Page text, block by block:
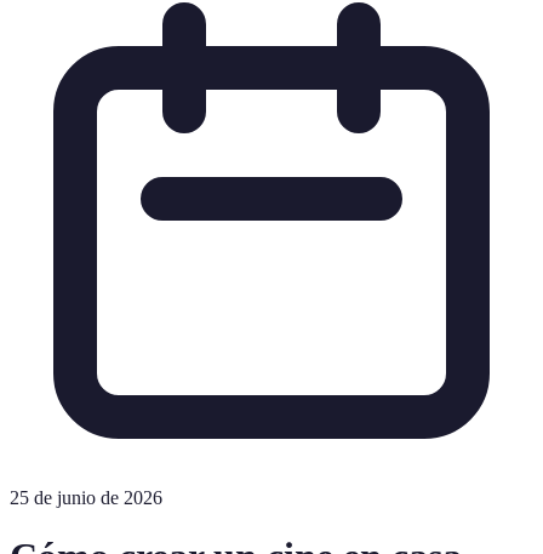
25 de junio de 2026